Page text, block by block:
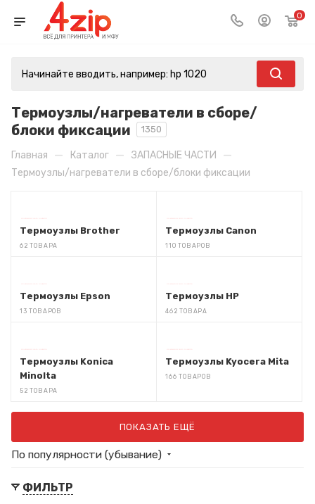
0
Термоузлы/нагреватели в сборе/
блоки фиксации
1350
Главная — Каталог — ЗАПАСНЫЕ ЧАСТИ —
Термоузлы/нагреватели в сборе/блоки фиксации
Термоузлы Brother
62 ТОВАРА
Термоузлы Canon
110 ТОВАРОВ
Термоузлы Epson
13 ТОВАРОВ
Термоузлы HP
462 ТОВАРА
Термоузлы Konica
Minolta
52 ТОВАРА
Термоузлы Kyocera Mita
166 ТОВАРОВ
ПОКАЗАТЬ ЕЩЁ
По популярности (убывание)
ФИЛЬТР